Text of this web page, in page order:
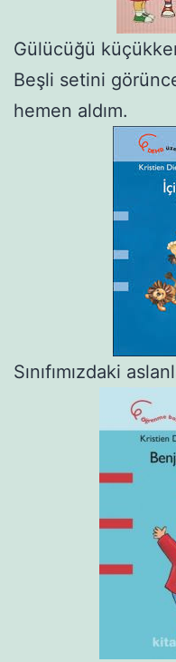
Gülücüğü
Beşli setini
hemen aldım.
Sınıfımızdaki